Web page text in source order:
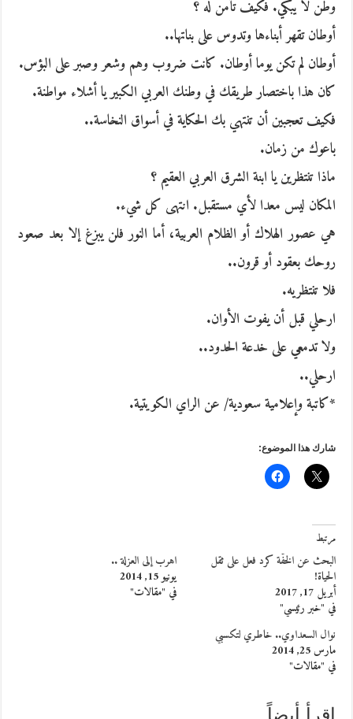
وطن لا يبكي. فكيف تأمن له ؟
أوطان تقهر أبناءها وتدوس على بناتها..
أوطان لم تكن يوما أوطان. كانت ضروب وهم وشعر وصبر على البؤس.
كان هذا باختصار طريقك في وطنك العربي الكبير يا أشلاء مواطنة.
فكيف تعجبين أن تنتهي بك الحكاية في أسواق النخاسة..
باعوك من زمان.
ماذا تنتظرين يا ابنة الشرق العربي العقيم ؟
المكان ليس معدا لأي مستقبل. انتهى كل شيء.
هي عصور الهلاك أو الظلام العربية، أما النور فلن يبزغ إلا بعد صعود
روحك بعقود أو قرون..
فلا تنتظريه.
ارحلي قبل أن يفوت الأوان.
ولا تدمعي على خدعة الحدود..
ارحلي..
*كاتبة وإعلامية سعودية/ عن الراي الكويتية.
شارك هذا الموضوع:
مرتبط
البحث عن الخفّة كرد فعل على ثقل
الحياة!
أبريل 17, 2017
في "خبر رئيسي"
اهرب إلى العزلة ..
يونيو 15, 2014
في "مقالات"
نوال السعداوي.. خاطري لتكسبي
مارس 25, 2014
في "مقالات"
إقرأ أيضاً